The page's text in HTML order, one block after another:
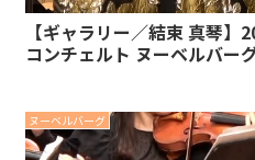
【ギャラリー／結束 真琴
コンチェルト ヌーベルバー
ヌーベルバーグ